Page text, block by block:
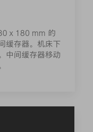
x 180 mm 的
缓存器。机床下
中间缓存器移动